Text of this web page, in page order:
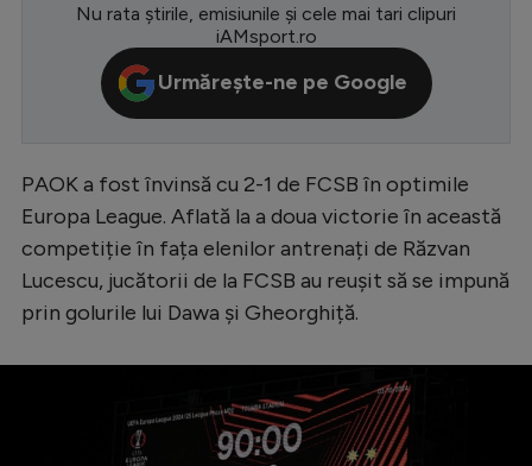
CM 2026
Premier League
Serie A
Bundesliga
Ligue 1
Campionate
Stranieri
Nu rata știrile, emisiunile și cele mai tari clipuri
iAMsport.ro
Urmărește-ne pe Google
PAOK a fost învinsă cu 2-1 de FCSB în optimile
Europa League. Aflată la a doua victorie în această
competiție în fața elenilor antrenați de Răzvan
Lucescu, jucătorii de la FCSB au reușit să se impună
prin golurile lui Dawa și Gheorghiță.